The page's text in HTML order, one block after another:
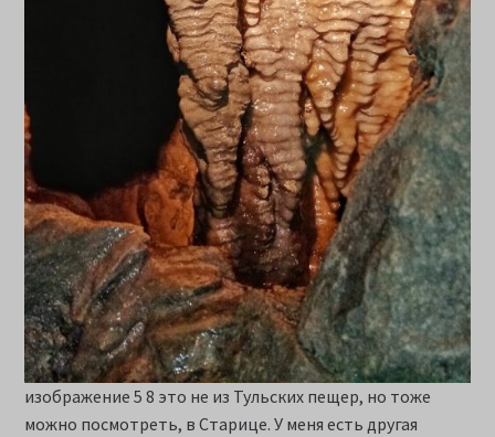
изображение 5 8 это не из Тульских пещер, но тоже
можно посмотреть, в Старице. У меня есть другая